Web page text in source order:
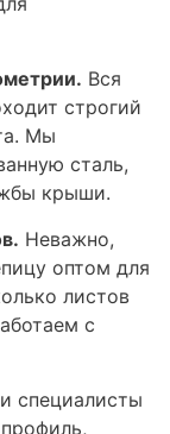
Вся
строгий
Мы
сталь,
крыши.
Неважно,
оптом для
листов
с
специалисты